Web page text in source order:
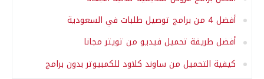
أفضل 4 من برامج توصيل طلبات في السعودية
أفضل طريقة تحميل فيديو من تويتر مجانا
كيفية التحميل من ساوند كلاود للكمبيوتر بدون برامج